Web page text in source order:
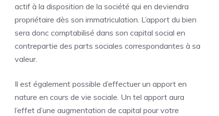
actif à la disposition de la société qui en deviendra
propriétaire dès son immatriculation. L’apport du bien
sera donc comptabilisé dans son capital social en
contrepartie des parts sociales correspondantes à sa
valeur.
Il est également possible d’effectuer un apport en
nature en cours de vie sociale. Un tel apport aura
l’effet d’une augmentation de capital pour votre